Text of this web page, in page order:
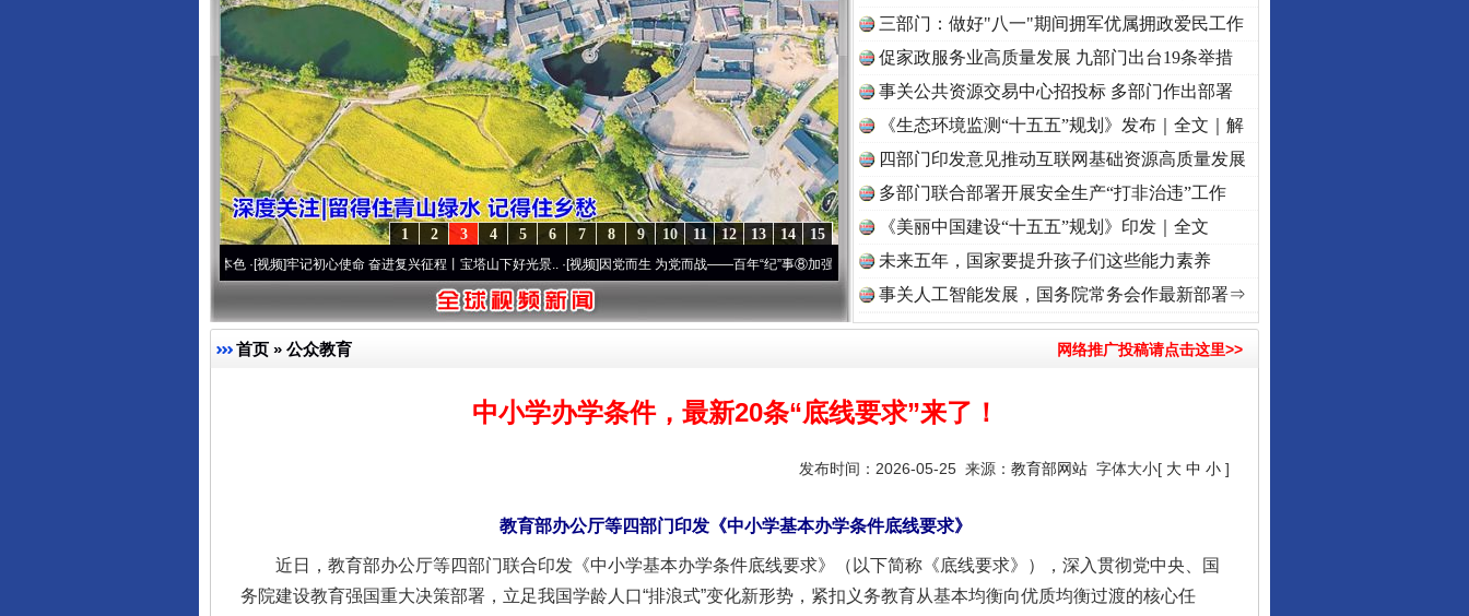
15
14
13
12
11
10
9
8
7
6
5
4
3
2
1
牢记初心使命 奋进复兴征程丨宝塔山下好光景..·[视频]因党而生 为党而战——百年“纪”事⑧加强纪律..·[视频] 牢记初心使命 奋进复兴征程丨“转折之城”激荡..·[视频]牢记初心使命 奋进复兴征程丨红船起航处 潮起..
三部门：做好"八一"期间拥军优属拥政爱民工作
促家政服务业高质量发展 九部门出台19条举措
事关公共资源交易中心招投标 多部门作出部署
《生态环境监测“十五五”规划》发布｜全文｜解
读
四部门印发意见推动互联网基础资源高质量发展
多部门联合部署开展安全生产“打非治违”工作
《美丽中国建设“十五五”规划》印发｜全文
未来五年，国家要提升孩子们这些能力素养
事关人工智能发展，国务院常务会作最新部署⇒
首页 » 公众教育 网络推广投稿请点击这里>>
中小学办学条件，最新20条“底线要求”来了！
发布时间：2026-05-25 来源： 教育部网站 字体大小[ 大 中 小 ]
教育部办公厅等四部门印发《中小学基本办学条件底线要求》
近日，教育部办公厅等四部门联合印发《中小学基本办学条件底线要求》（以下简称《底线要求》），深入贯彻党中央、国
务院建设教育强国重大决策部署，立足我国学龄人口“排浪式”变化新形势，紧扣义务教育从基本均衡向优质均衡过渡的核心任